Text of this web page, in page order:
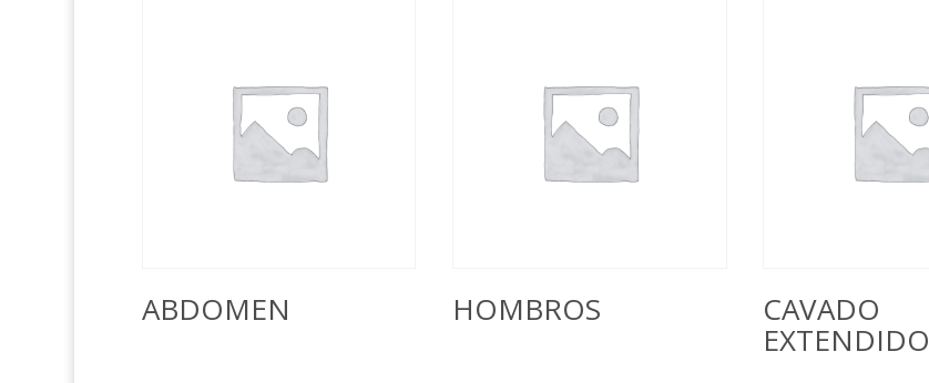
ABDOMEN HOMBROS CAVADO
EXTENDIDO